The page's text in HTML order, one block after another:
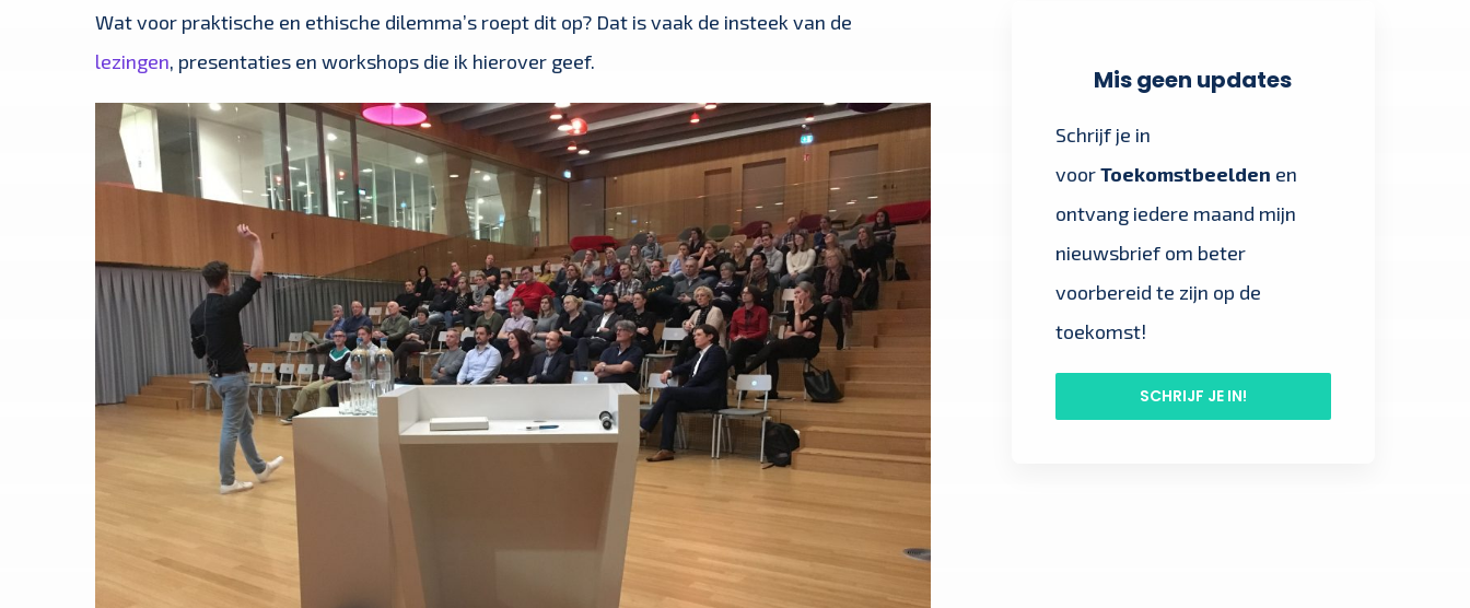
Wat voor praktische en ethische dilemma’s roept dit op? Dat is vaak de insteek van de
lezingen, presentaties en workshops die ik hierover geef.
Mis geen updates
Schrijf je in
voorToekomstbeelden en
ontvang iedere maand mijn
nieuwsbrief om beter
voorbereid te zijn op de
toekomst!
SCHRIJF JE IN!